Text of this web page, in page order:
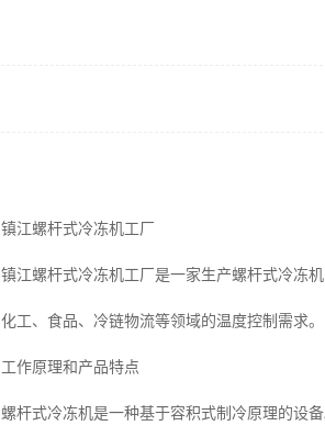
镇江螺杆式冷冻机工厂
镇江螺杆式冷冻机工厂是一家生产螺杆式冷冻
化工、食品、冷链物流等领域的温度控制需求。
工作原理和产品特点
螺杆式冷冻机是一种基于容积式制冷原理的设